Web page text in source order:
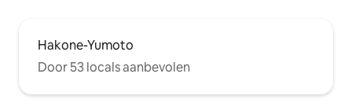
Hakone-Yumoto
Door 53 locals aanbevolen